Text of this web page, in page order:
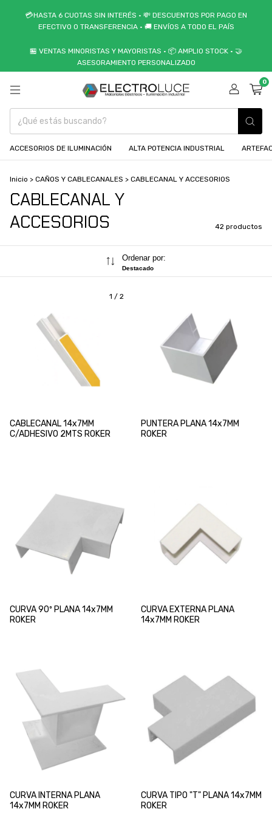
💳HASTA 6 CUOTAS SIN INTERÉS • 💸 DESCUENTOS POR PAGO EN
EFECTIVO O TRANSFERENCIA • 🚚 ENVÍOS A TODO EL PAÍS
🏪 VENTAS MINORISTAS Y MAYORISTAS • 📦 AMPLIO STOCK • 🤝
ASESORAMIENTO PERSONALIZADO
0
ACCESORIOS DE ILUMINACIÓN ALTA POTENCIA INDUSTRIAL
Inicio > CAÑOS Y CABLECANALES > CABLECANAL Y ACCESORIOS
CABLECANAL Y
ACCESORIOS
42 productos
Ordenar por:
Destacado
1 / 2
CABLECANAL 14x7MM
C/ADHESIVO 2MTS ROKER
PUNTERA PLANA 14x7MM
ROKER
CURVA 90º PLANA 14x7MM
ROKER
CURVA EXTERNA PLANA
14x7MM ROKER
CURVA INTERNA PLANA
14x7MM ROKER
CURVA TIPO "T" PLANA 14x7MM
ROKER